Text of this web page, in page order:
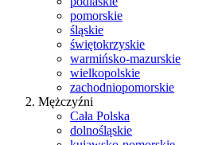
pomorskie
śląskie
świętokrzyskie
warmińsko-mazurskie
wielkopolskie
zachodniopomorskie
Mężczyźni
Cała Polska
dolnośląskie